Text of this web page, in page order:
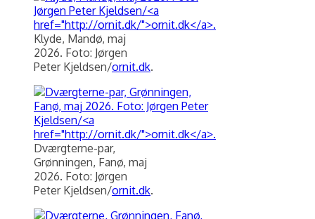
Klyde, Mandø, maj
2026. Foto: Jørgen
Peter Kjeldsen/ornit.dk.
Dværgterne-par,
Grønningen, Fanø, maj
2026. Foto: Jørgen
Peter Kjeldsen/ornit.dk.